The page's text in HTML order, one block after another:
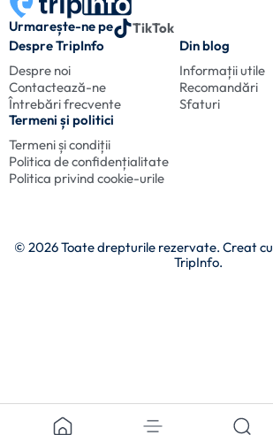
Urmarește-ne pe
TikTok
Despre TripInfo
Despre noi
Contactează-ne
Întrebări frecvente
Din blog
Informații utile
Recomandări
Sfaturi
Termeni și politici
Termeni și condiții
Politica de confidențialitate
Politica privind cookie-urile
© 2026 Toate drepturile rezervate. Creat cu
TripInfo.